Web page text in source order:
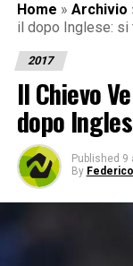
Home » Archivio
il dopo Inglese:
2017
Il Chievo
dopo
Published 9
By